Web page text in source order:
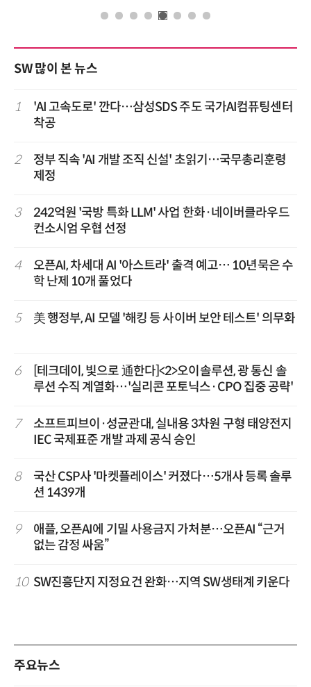
SW 많이 본 뉴스
1
'AI 고속도로' 깐다…삼성SDS 주도 국가AI컴퓨팅센터
착공
2
정부 직속 'AI 개발 조직 신설' 초읽기…국무총리훈령
제정
3
242억원 '국방 특화 LLM' 사업 한화·네이버클라우드
컨소시엄 우협 선정
4
오픈AI, 차세대 AI '아스트라' 출격 예고… 10년묵은 수
학 난제 10개 풀었다
5 美 행정부, AI 모델 '해킹 등 사이버 보안 테스트' 의무화
6
[테크데이, 빛으로 通한다]<2>오이솔루션, 광 통신 솔
루션 수직 계열화…'실리콘 포토닉스·CPO 집중 공략'
7
소프트피브이·성균관대, 실내용 3차원 구형 태양전지
IEC 국제표준 개발 과제 공식 승인
8
국산 CSP사 '마켓플레이스' 커졌다…5개사 등록 솔루
션 1439개
9
애플, 오픈AI에 기밀 사용금지 가처분…오픈AI “근거
없는 감정 싸움”
10 SW진흥단지 지정요건 완화…지역 SW생태계 키운다
주요뉴스